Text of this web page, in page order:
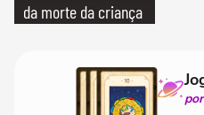
da morte da criança